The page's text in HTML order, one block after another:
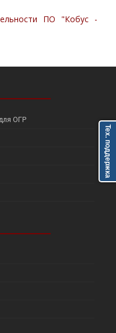
ПО "Кобус -
ОГР
Тех. поддержка